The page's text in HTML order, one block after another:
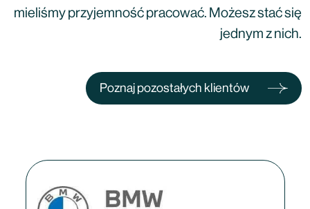
mieliśmy przyjemność pracować. Możesz stać się
jednym z nich.
Poznaj pozostałych klientów